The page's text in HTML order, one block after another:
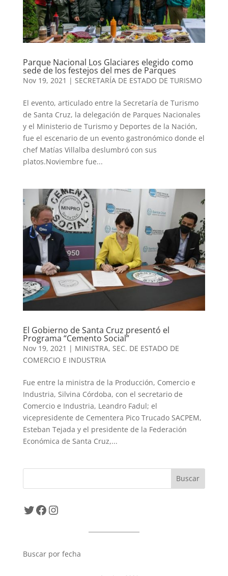
Parque Nacional Los Glaciares elegido como
sede de los festejos del mes de Parques
Nov 19, 2021 | SECRETARÍA DE ESTADO DE TURISMO
El evento, articulado entre la Secretaría de Turismo
de Santa Cruz, la delegación de Parques Nacionales
y el Ministerio de Turismo y Deportes de la Nación,
fue el escenario de un evento gastronómico donde el
chef Matías Villalba deslumbró con sus
platos.Noviembre fue...
El Gobierno de Santa Cruz presentó el
Programa “Cemento Social”
Nov 19, 2021 | MINISTRA, SEC. DE ESTADO DE
COMERCIO E INDUSTRIA
Fue entre la ministra de la Producción, Comercio e
Industria, Silvina Córdoba, con el secretario de
Comercio e Industria, Leandro Fadul; el
vicepresidente de Cementera Pico Trucado SACPEM,
Esteban Tejada y el presidente de la Federación
Económica de Santa Cruz,...
Twitter
Facebook
Instagram
Buscar por fecha